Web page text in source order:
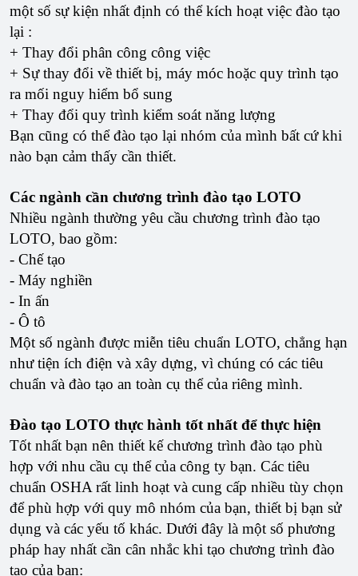
một số sự kiện nhất định có thể kích hoạt việc đào tạo
lại :
+ Thay đổi phân công công việc
+ Sự thay đổi về thiết bị, máy móc hoặc quy trình tạo
ra mối nguy hiểm bổ sung
+ Thay đổi quy trình kiểm soát năng lượng
Bạn cũng có thể đào tạo lại nhóm của mình bất cứ khi
nào bạn cảm thấy cần thiết.
Các ngành cần chương trình đào tạo LOTO
Nhiều ngành thường yêu cầu chương trình đào tạo
LOTO, bao gồm:
- Chế tạo
- Máy nghiền
- In ấn
- Ô tô
Một số ngành được miễn tiêu chuẩn LOTO, chẳng hạn
như tiện ích điện và xây dựng, vì chúng có các tiêu
chuẩn và đào tạo an toàn cụ thể của riêng mình.
Đào tạo LOTO thực hành tốt nhất để thực hiện
Tốt nhất bạn nên thiết kế chương trình đào tạo phù
hợp với nhu cầu cụ thể của công ty bạn. Các tiêu
chuẩn OSHA rất linh hoạt và cung cấp nhiều tùy chọn
để phù hợp với quy mô nhóm của bạn, thiết bị bạn sử
dụng và các yếu tố khác. Dưới đây là một số phương
pháp hay nhất cần cân nhắc khi tạo chương trình đào
tạo của bạn: